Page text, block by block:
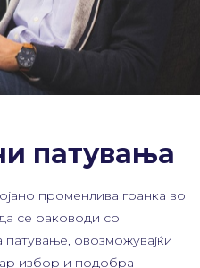
патувања
променлива гранка во
се раководи со
овозможувајќи
избор и подобра